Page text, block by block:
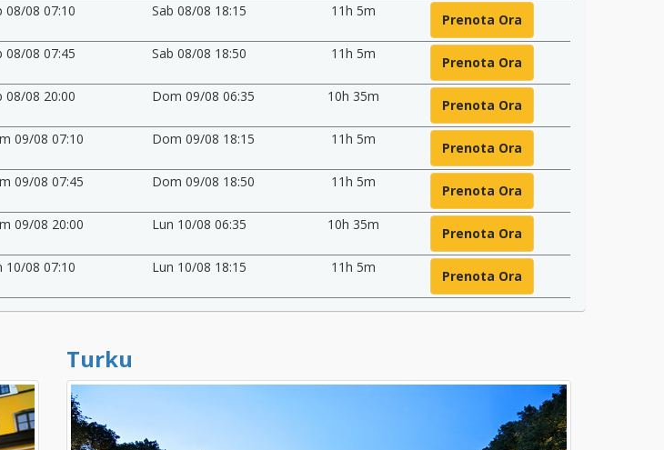
08/08 07:10 Sab 08/08 18:15 11h 5m
Prenota Ora
08/08 07:45 Sab 08/08 18:50 11h 5m
Prenota Ora
08/08 20:00 Dom 09/08 06:35 10h 35m
Prenota Ora
09/08 07:10 Dom 09/08 18:15 11h 5m
Prenota Ora
09/08 07:45 Dom 09/08 18:50 11h 5m
Prenota Ora
09/08 20:00 Lun 10/08 06:35 10h 35m
Prenota Ora
10/08 07:10 Lun 10/08 18:15 11h 5m
Prenota Ora
Turku